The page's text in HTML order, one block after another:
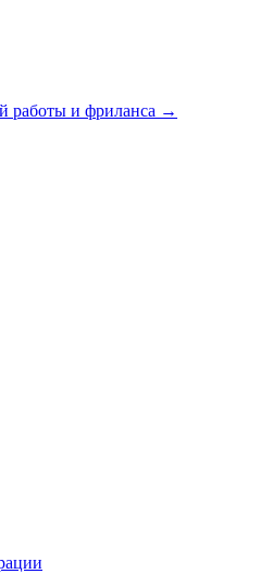
работы и фриланса →